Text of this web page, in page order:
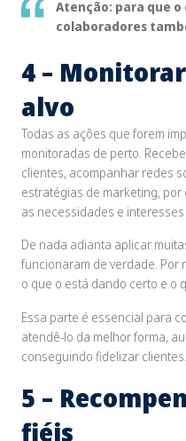
Atenção: para que
colaboradores
4 –
alvo
Todas as ações que forem
monitoradas de perto.
clientes, acompanhar redes
estratégias de marketing,
as necessidades e
De nada adianta aplicar
funcionaram de verdade. Por
o que o está dando certo e o
Essa parte é essencial para
atendê-lo da melhor forma,
conseguindo fidelizar clientes.
5 –
fiéis